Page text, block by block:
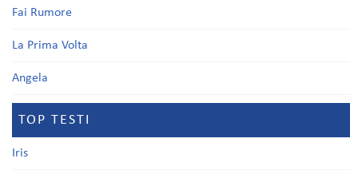
Fai Rumore
La Prima Volta
Angela
TOP TESTI
Iris